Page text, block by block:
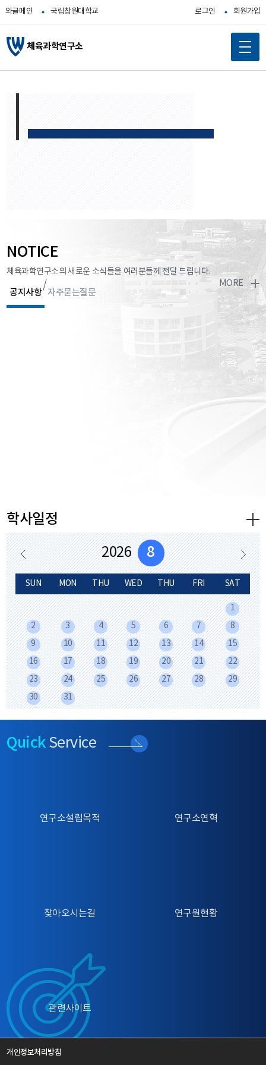
와글메인 국립창원대학교 로그인 회원가입
체육과학연구소
NOTICE
체육과학연구소의 새로운 소식들을 여러분들께 전달 드립니다.
공지사항
MORE
자주묻는질문
학사일정
2026
8
SUN MON THU WED THU FRI SAT
1
2
3 4 5 6 7
8
9
10 11 12 13 14
15
16
17 18 19 20 21
22
23
24 25 26 27 28
29
30
31
Quick Service
연구소설립목적 연구소연혁
찾아오시는길 연구원현황
관련사이트
개인정보처리방침